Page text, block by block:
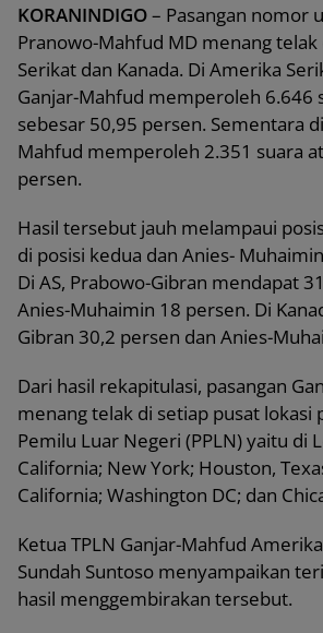
KORANINDIGO– Pasangan nomor
Pranowo-Mahfud MD menang
Serikat dan Kanada. Di Amerika
Ganjar-Mahfud memperoleh 6.646
sebesar 50,95 persen. Sementara
Mahfud memperoleh 2.351 suara
persen.
Hasil tersebut jauh melampaui
di posisi kedua dan Anies-
Di AS, Prabowo-Gibran mendapat
Anies-Muhaimin 18 persen. Di
Gibran 30,2 persen dan Anies-
Dari hasil rekapitulasi, pasangan
menang telak di setiap pusat lokasi
Pemilu Luar Negeri (PPLN) yaitu di
California; New York; Houston,
California; Washington DC; dan
Ketua TPLN Ganjar-Mahfud
Sundah Suntoso menyampaikan
hasil menggembirakan tersebut.